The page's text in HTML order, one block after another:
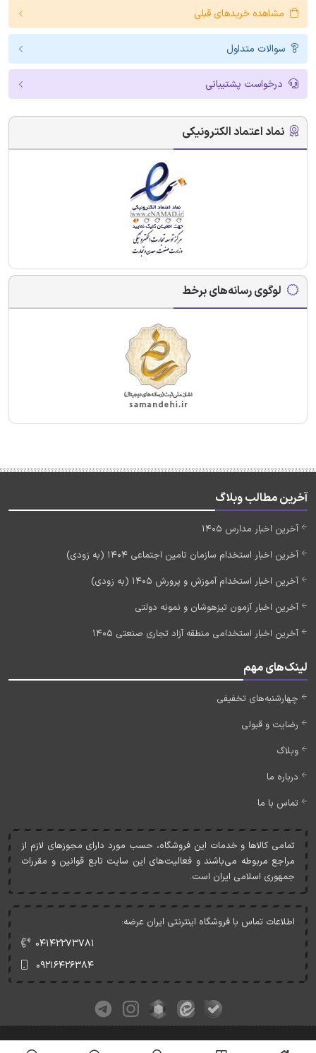
مشاهده خریدهای قبلی
سوالات متداول
درخواست پشتیبانی
نماد اعتماد الکترونیکی
لوگوی رسانه‌های برخط
آخرین مطالب وبلاگ
آخرین اخبار مدارس 1405
آخرین اخبار استخدام سازمان تامین اجتماعی 1404 (به زودی)
آخرین اخبار استخدام آموزش و پرورش 1405 (به زودی)
آخرین اخبار آزمون تیزهوشان و نمونه دولتی
آخرین اخبار استخدامی منطقه آزاد تجاری صنعتی 1405
لینک‌های مهم
چهارشنبه‌های تخفیفی
رضایت و قبولی
وبلاگ
درباره ما
تماس با ما
تمامی کالاها و خدمات اين فروشگاه، حسب مورد دارای مجوزهای لازم از
مراجع مربوطه می‌باشند و فعاليت‌های اين سايت تابع قوانين و مقررات
جمهوری اسلامی ايران است.
اطلاعات تماس با فروشگاه اینترنتی ایران عرضه:
۰۴۱۴۲۲۷۳۷۸۱
۰۹۲۱۶۴۲۶۳۸۴
کلیه حقوق این وبسایت متعلق به ایران عرضه می‌باشد.